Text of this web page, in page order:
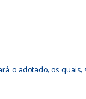
o adotado, os